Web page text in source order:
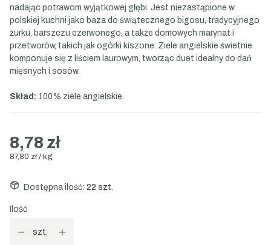
nadając potrawom wyjątkowej głębi. Jest niezastąpione w
polskiej kuchni jako baza do świątecznego bigosu, tradycyjnego
żurku, barszczu czerwonego, a także domowych marynat i
przetworów, takich jak ogórki kiszone. Ziele angielskie świetnie
komponuje się z liściem laurowym, tworząc duet idealny do dań
mięsnych i sosów.
Skład: 100% ziele angielskie.
8,78 zł
87,80 zł / kg
Dostępna ilość: 22 szt.
Ilość
szt.